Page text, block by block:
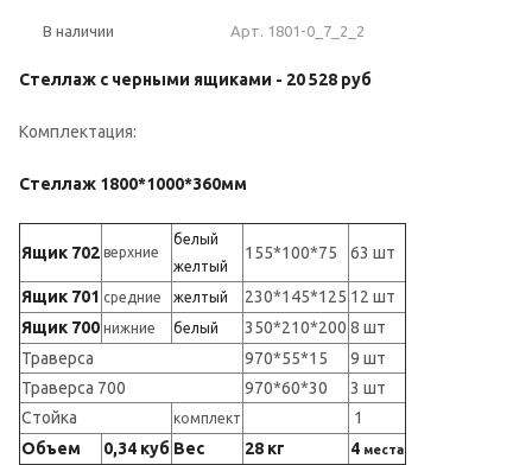
В наличии Арт. 1801-0_7_2_2
Стеллаж с черными ящиками - 20 528 руб
Комплектация:
Стеллаж 1800*1000*360мм
Ящик 702 верхние
белый
желтый
155*100*75 63 шт
Ящик 701 средние желтый 230*145*125 12 шт
Ящик 700 нижние белый 350*210*200 8 шт
Траверса
970*55*15
9 шт
Траверса 700
970*60*30
3 шт
Стойка
комплект
1
Объем
0,34 куб Вес 28 кг 4 места